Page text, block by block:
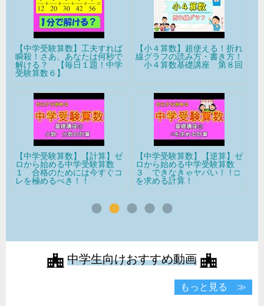
【小４算数】超使える！折れ
線グラフの読み方・書き方！
小４算数基礎講座 第８回
【中学受験算数】【逆算】ゼ
ロから始める中学受験算数
３ できなきゃヤバい！！□
を求める計算！
【中学受験算数】【分配算】
ゼロから始める中学受験算数
１１ わかる！和差算・分配
【中学受験算数】【計算の工
夫】ゼロから始める中学受験
算数４ 出来なきゃ損する！
計算の工夫を使いこなせ！！
中学生向けおすすめ動画
もっと見る ≫